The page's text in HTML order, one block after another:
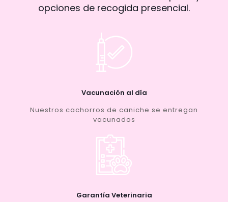
opciones de recogida presencial.
Vacunación al día
Nuestros cachorros de caniche se entregan
vacunados
Garantía Veterinaria